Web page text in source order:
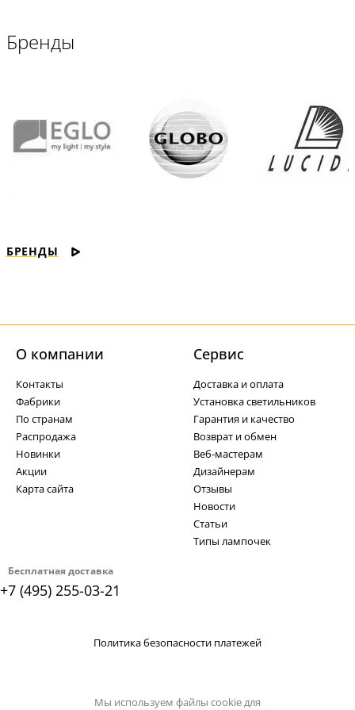
Бренды
БРЕНДЫ
Бесплатная доставка
+7 (495) 255-03-21
О компании
Контакты
Фабрики
По странам
Распродажа
Новинки
Акции
Карта сайта
Cервис
Доставка и оплата
Установка светильников
Гарантия и качество
Возврат и обмен
Веб-мастерам
Дизайнерам
Отзывы
Новости
Статьи
Типы лампочек
Политика безопасности платежей
Мы используем файлы cookie для